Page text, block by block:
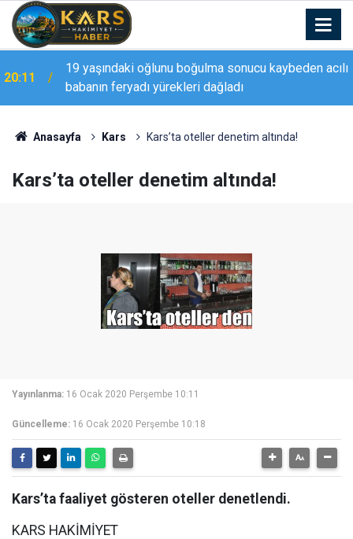
20:11
19 yaşındaki oğlunu boğulma sonucu kaybeden acılı
babanın feryadı yürekleri dağladı
Anasayfa Kars Kars’ta oteller denetim altında!
Kars’ta oteller denetim altında!
Yayınlanma: 16 Ocak 2020 Perşembe 10:11
Güncelleme: 16 Ocak 2020 Perşembe 10:18
Kars’ta faaliyet gösteren oteller denetlendi.
KARS HAKİMİYET